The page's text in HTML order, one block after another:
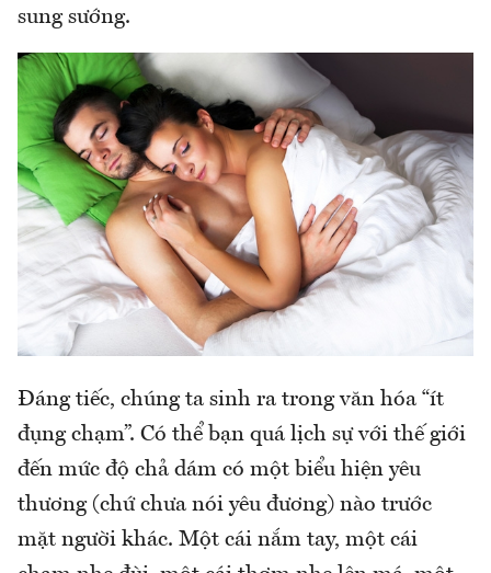
sung sướng.
Đáng tiếc, chúng ta sinh ra trong văn hóa “ít
đụng chạm”. Có thể bạn quá lịch sự với thế giới
đến mức độ chả dám có một biểu hiện yêu
thương (chứ chưa nói yêu đương) nào trước
mặt người khác. Một cái nắm tay, một cái